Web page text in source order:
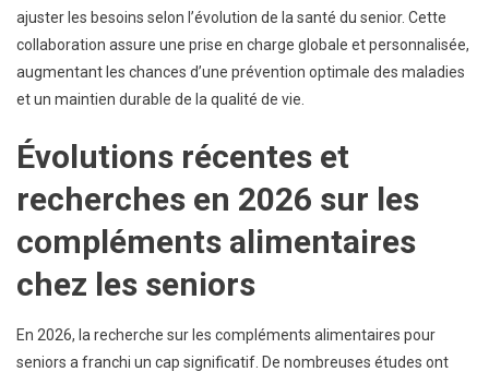
ajuster les besoins selon l’évolution de la santé du senior. Cette
collaboration assure une prise en charge globale et personnalisée,
augmentant les chances d’une prévention optimale des maladies
et un maintien durable de la qualité de vie.
Évolutions récentes et
recherches en 2026 sur les
compléments alimentaires
chez les seniors
En 2026, la recherche sur les compléments alimentaires pour
seniors a franchi un cap significatif. De nombreuses études ont